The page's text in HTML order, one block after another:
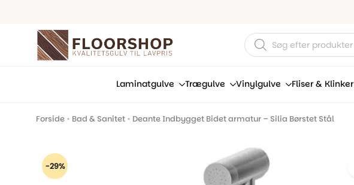
Products
search
Laminatgulve Trægulve Vinylgulve Fliser & Klinker
Forside • Bad & Sanitet • Deante Indbygget Bidet armatur – Silia Børstet Stål
-29%